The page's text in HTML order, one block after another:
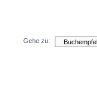
Gehe zu: